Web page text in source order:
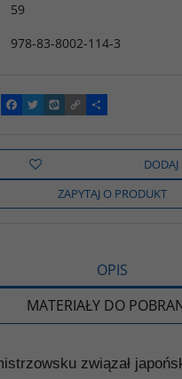
59
978-83-8002-114-3
F
a
e
o
k
T
w
t
t
e
W
y
o
C
o
y
i
n
k
P
o
z
e
l
s
ZAPYTAJ O PRODUKT
OPIS
MATERIAŁY DO
związał